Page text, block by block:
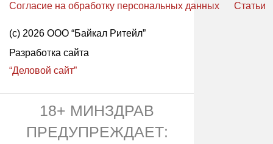
Согласие на обработку персональных данных
Статьи
(с) 2026 ООО “Байкал Ритейл”
Разработка сайта
“Деловой сайт”
18+ МИНЗДРАВ
ПРЕДУПРЕЖДАЕТ: